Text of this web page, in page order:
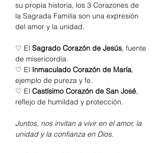
su propia historia, los 3 Corazones de
la Sagrada Familia son una expresión
del amor y la unidad.
♡ El Sagrado Corazón de Jesús, fuente
de misericordia.
♡ El Inmaculado Corazón de María,
ejemplo de pureza y fe.
♡ El Castísimo Corazón de San José,
reflejo de humildad y protección.
Juntos, nos invitan a vivir en el amor, la
unidad y la confianza en Dios.